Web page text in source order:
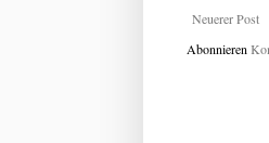
Neuerer Post
Abonnieren